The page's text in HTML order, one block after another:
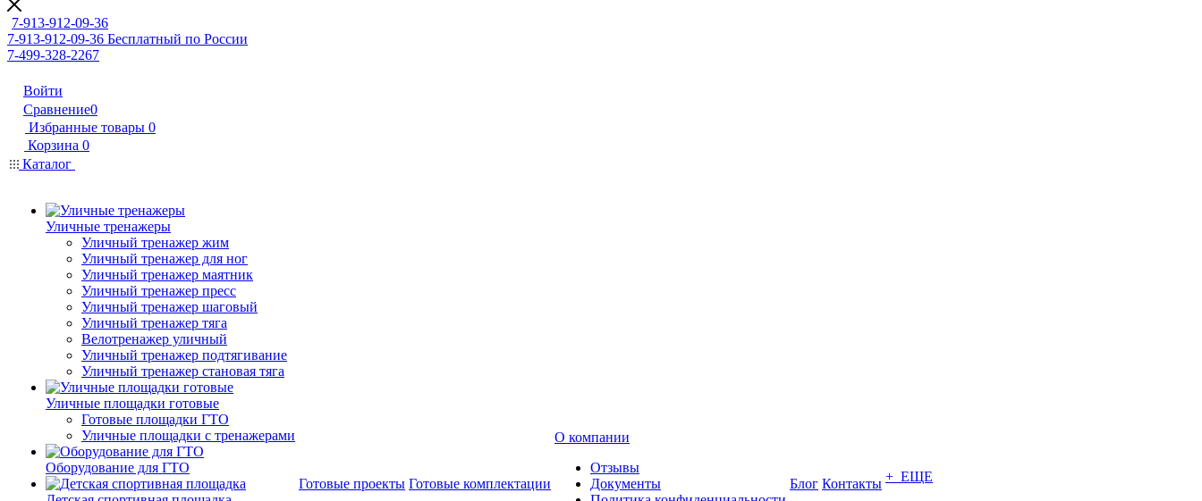
7-913-912-09-36
7-913-912-09-36 Бесплатный по России
7-499-328-2267
Войти
Сравнение0
Избранные товары 0
Корзина 0
Каталог
Уличные тренажеры
Уличный тренажер жим
Уличный тренажер для ног
Уличный тренажер маятник
Уличный тренажер пресс
Уличный тренажер шаговый
Уличный тренажер тяга
Велотренажер уличный
Уличный тренажер подтягивание
Уличный тренажер становая тяга
Уличные площадки готовые
Готовые площадки ГТО
Уличные площадки с тренажерами
Оборудование для ГТО
Готовые проекты Готовые комплектации
О компании
Отзывы
Документы
Блог Контакты + ЕЩЕ